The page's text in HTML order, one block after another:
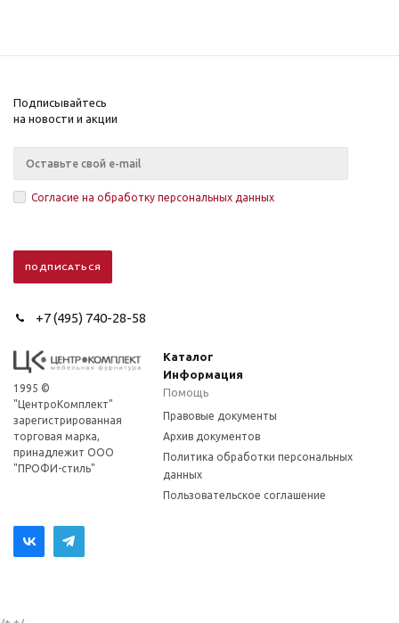
Подписывайтесь
на новости и акции
Согласие на обработку персональных данных
+7 (495) 740-28-58
1995 ©
"ЦентроКомплект"
зарегистрированная
торговая марка,
принадлежит ООО
"ПРОФИ-стиль"
Каталог
Информация
Помощь
Правовые документы
Архив документов
Политика обработки персональных
данных
Пользовательское соглашение